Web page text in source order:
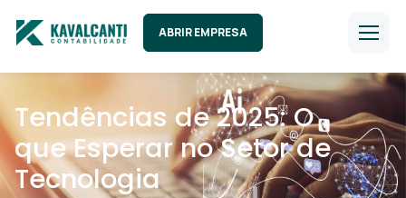
ABRIR EMPRESA
Tendências de 2025: O
que Esperar no Setor de
Tecnologia